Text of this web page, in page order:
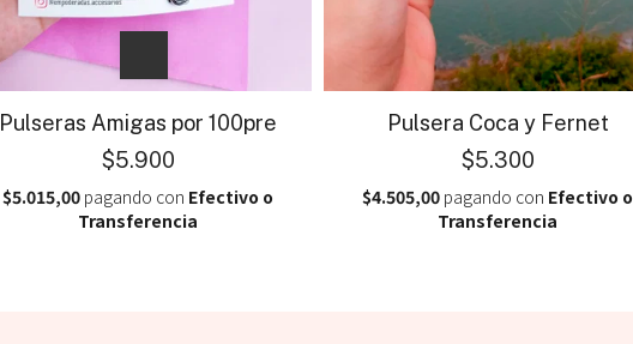
Pulseras Amigas por 100pre
$5.900
$5.015,00 pagando con Efectivo o
Transferencia
Pulsera Coca y Fernet
$5.300
$4.505,00 pagando con Efectivo o
Transferencia